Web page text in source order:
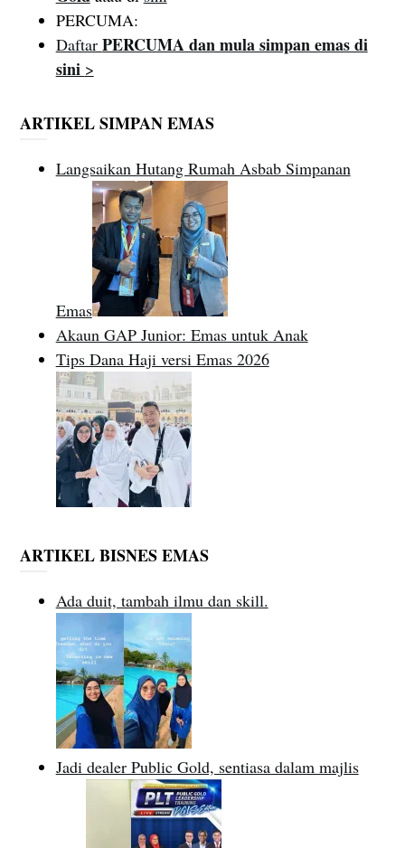
PERCUMA:
Daftar PERCUMA dan mula simpan emas di
sini >
ARTIKEL SIMPAN EMAS
Langsaikan Hutang Rumah Asbab Simpanan
Emas
Akaun GAP Junior: Emas untuk Anak
Tips Dana Haji versi Emas 2026
ARTIKEL BISNES EMAS
Ada duit, tambah ilmu dan skill.
Jadi dealer Public Gold, sentiasa dalam majlis